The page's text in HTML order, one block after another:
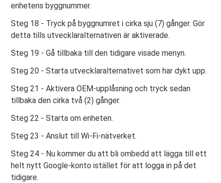
enhetens byggnummer.
Steg 18 - Tryck på byggnumret i cirka sju (7) gånger. Gör
detta tills utvecklaralternativen är aktiverade.
Steg 19 - Gå tillbaka till den tidigare visade menyn.
Steg 20 - Starta utvecklaralternativet som har dykt upp.
Steg 21 - Aktivera OEM-upplåsning och tryck sedan
tillbaka den cirka två (2) gånger.
Steg 22 - Starta om enheten.
Steg 23 - Anslut till Wi-Fi-nätverket.
Steg 24 - Nu kommer du att bli ombedd att lägga till ett
helt nytt Google-konto istället för att logga in på det
tidigare.